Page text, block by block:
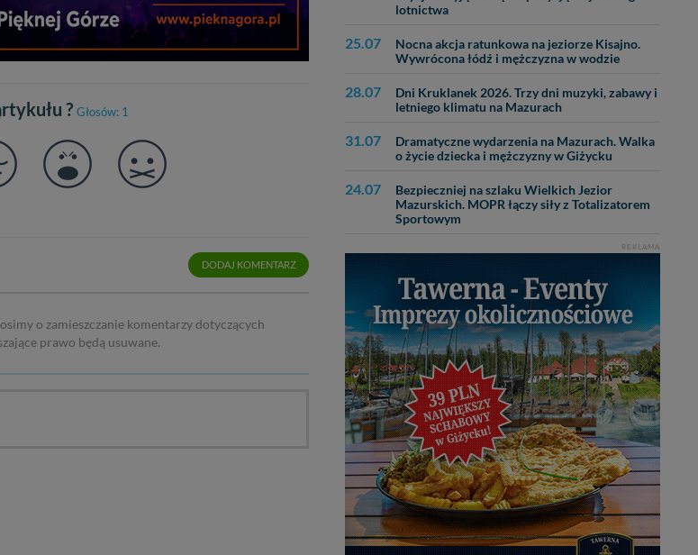
? Głosów: 1
DODAJ KOMENTARZ
o zamieszczanie komentarzy dotyczących
prawo będą usuwane.
lotnictwa
25.07
Nocna akcja ratunkowa na jeziorze Kisajno.
Wywrócona łódź i mężczyzna w wodzie
28.07
Dni Kruklanek 2026. Trzy dni muzyki, zabawy i
letniego klimatu na Mazurach
31.07
Dramatyczne wydarzenia na Mazurach. Walka
o życie dziecka i mężczyzny w Giżycku
24.07
Bezpieczniej na szlaku Wielkich Jezior
Mazurskich. MOPR łączy siły z Totalizatorem
Sportowym
REKLAMA
na nowo...